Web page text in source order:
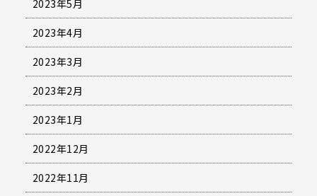
2023年5月
2023年4月
2023年3月
2023年2月
2023年1月
2022年12月
2022年11月